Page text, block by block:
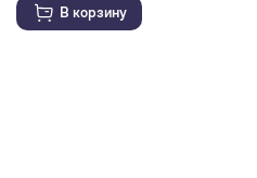
В корзину